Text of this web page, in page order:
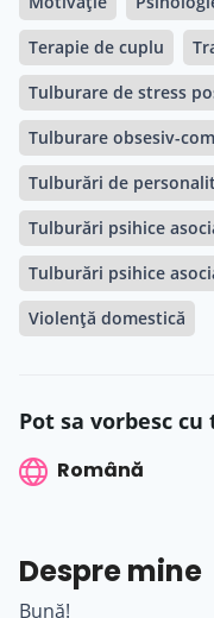
Terapie de cuplu
Tulburare de stress
Tulburare obsesiv-
Tulburări de
Tulburări psihice
Tulburări psihice
Violență domestică
Pot sa vorbesc
Română
Despre mine
Bună!